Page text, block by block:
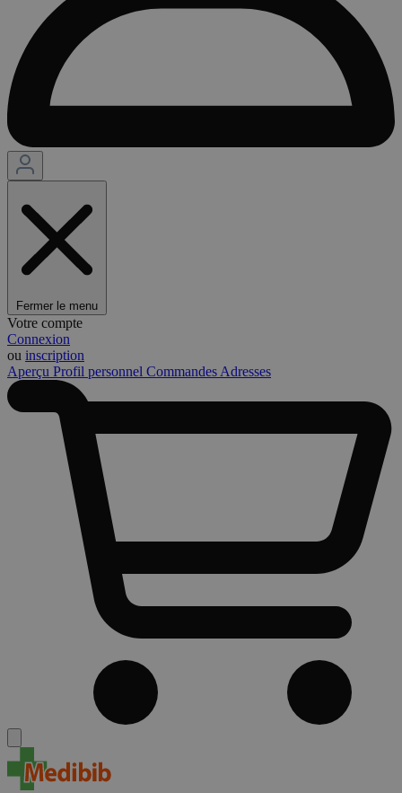
Fermer le menu
Votre compte
Connexion
ou inscription
Aperçu Profil personnel Commandes Adresses